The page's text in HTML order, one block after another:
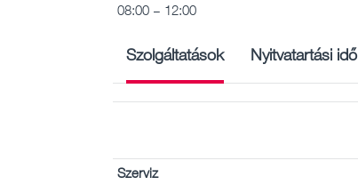
08:00 – 12:00
Szolgáltatások Nyitvatartási idő
Szerviz